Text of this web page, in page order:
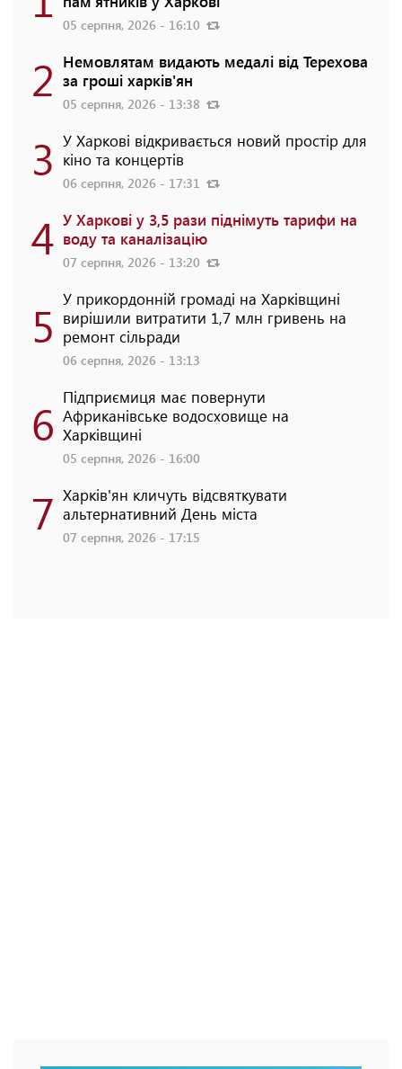
05 серпня, 2026 - 16:10
2 Немовлятам видають медалі від Терехова
за гроші харків'ян
05 серпня, 2026 - 13:38
3 У Харкові відкривається новий простір для
кіно та концертів
06 серпня, 2026 - 17:31
4 У Харкові у 3,5 рази піднімуть тарифи на
воду та каналізацію
07 серпня, 2026 - 13:20
5 У прикордонній громаді на Харківщині
вирішили витратити 1,7 млн гривень на
ремонт сільради
06 серпня, 2026 - 13:13
6 Підприємиця має повернути
Африканівське водосховище на
Харківщині
05 серпня, 2026 - 16:00
7 Харків'ян кличуть відсвяткувати
альтернативний День міста
07 серпня, 2026 - 17:15